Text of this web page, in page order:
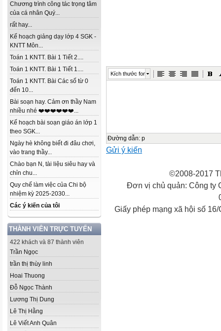
Chương trình công tác trọng tâm
của cá nhân Quý...
rất hay...
Kế hoạch giảng dạy lớp 4 SGK -
KNTT Môn...
Toán 1 KNTT. Bài 1 Tiết 2....
Toán 1 KNTT. Bài 1 Tiết 1....
Toán 1 KNTT. Bài Các số từ 0
đến 10...
Bài soạn hay. Cảm ơn thầy Nam
nhiều nhé ❤️❤️❤️❤️❤️❤️...
Kế hoạch bài soạn giáo án lớp 1
theo SGK...
Ngày hè không biết đi đâu chơi,
vào trang thầy...
Chào bạn N, tài liệu siêu hay và
chỉn chu...
Quy chế làm việc của Chi bộ
nhiệm kỳ 2025-2030...
Các ý kiến của tôi
THÀNH VIÊN TRỰC TUYẾN
422 khách và 87 thành viên
Trần Ngọc
trần thị thùy linh
Hoai Thuong
Đỗ Ngọc Thành
Lương Thị Dung
Lê Thị Hằng
Lê Viết Anh Quân
Kích thước font
Đường dẫn: p
Gửi ý kiến
©2008-2017
Đơn vị chủ quản: Công ty
Giấy phép mạng xã hội số